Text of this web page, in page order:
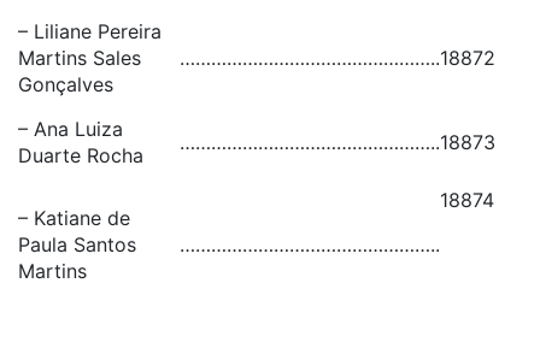
– Liliane Pereira
Martins Sales
Gonçalves
…………………………………………..18872
– Ana Luiza
Duarte Rocha
…………………………………………..18873
– Katiane de
Paula Santos
Martins
…………………………………………..
18874